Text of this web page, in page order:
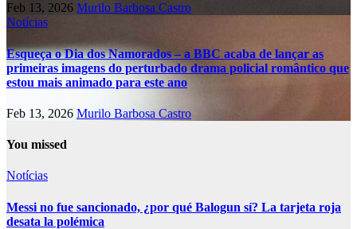
Feb 13, 2026 Murilo Barbosa Castro
Notícias
Esqueça o Dia dos Namorados – a BBC acaba de lançar as
primeiras imagens do perturbado drama policial romântico que
estou mais animado para este ano
Feb 13, 2026 Murilo Barbosa Castro
You missed
Notícias
Messi no fue sancionado, ¿por qué Balogun sí? La tarjeta roja
desata la polémica